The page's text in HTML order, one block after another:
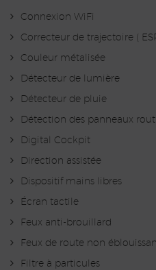
Connexion WiFi
Correcteur de trajectoire (
Couleur métalisée
Détecteur de lumière
Détecteur de pluie
Détection des panneaux
Digital Cockpit
Direction assistée
Dispositif mains libres
Écran tactile
Feux anti-brouillard
Feux de route non
Filtre à particules